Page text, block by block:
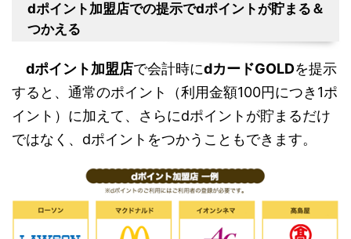
dポイント加盟店での提示でdポイントが貯まる＆
つかえる
dポイント加盟店で会計時にdカードGOLDを提示
すると、通常のポイント（利用金額100円につき1ポ
イント）に加えて、さらにdポイントが貯まるだけ
ではなく、dポイントをつかうこともできます。